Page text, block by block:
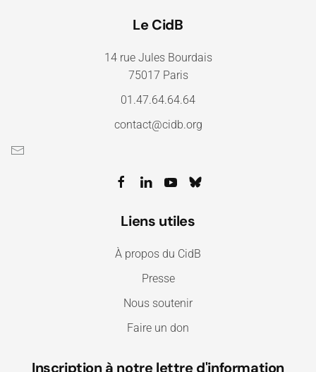
Le CidB
14 rue Jules Bourdais
75017 Paris
01.47.64.64.64
contact@cidb.org
Liens utiles
À propos du CidB
Presse
Nous soutenir
Faire un don
Inscription à notre lettre d'information